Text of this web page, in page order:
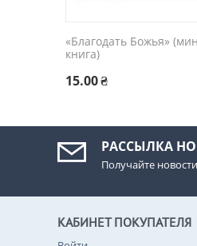
«Благодать Божья»
книга)
15.00₴
РАССЫЛКА
Получайте
КАБИНЕТ ПОКУПАТЕЛЯ